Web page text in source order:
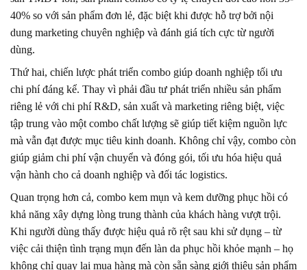
40% so với sản phẩm đơn lẻ, đặc biệt khi được hỗ trợ bởi nội
dung marketing chuyên nghiệp và đánh giá tích cực từ người
dùng.
Thứ hai, chiến lược phát triển combo giúp doanh nghiệp tối ưu
chi phí đáng kể. Thay vì phải đầu tư phát triển nhiều sản phẩm
riêng lẻ với chi phí R&D, sản xuất và marketing riêng biệt, việc
tập trung vào một combo chất lượng sẽ giúp tiết kiệm nguồn lực
mà vẫn đạt được mục tiêu kinh doanh. Không chỉ vậy, combo còn
giúp giảm chi phí vận chuyển và đóng gói, tối ưu hóa hiệu quả
vận hành cho cả doanh nghiệp và đối tác logistics.
Quan trọng hơn cả, combo kem mụn và kem dưỡng phục hồi có
khả năng xây dựng lòng trung thành của khách hàng vượt trội.
Khi người dùng thấy được hiệu quả rõ rệt sau khi sử dụng – từ
việc cải thiện tình trạng mụn đến làn da phục hồi khỏe mạnh – họ
không chỉ quay lại mua hàng mà còn sẵn sàng giới thiệu sản phẩm